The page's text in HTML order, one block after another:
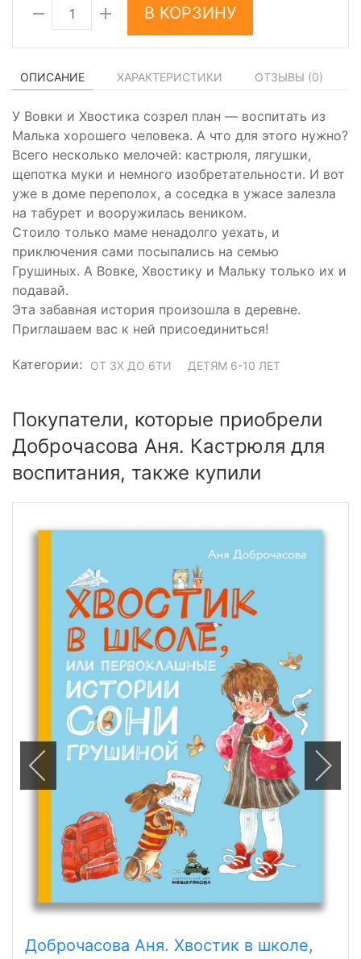
В КОРЗИНУ
ОПИСАНИЕ ХАРАКТЕРИСТИКИ ОТЗЫВЫ (0)
У Вовки и Хвостика созрел план — воспитать из
Малька хорошего человека. А что для этого нужно?
Всего несколько мелочей: кастрюля, лягушки,
щепотка муки и немного изобретательности. И вот
уже в доме переполох, а соседка в ужасе залезла
на табурет и вооружилась веником.
Стоило только маме ненадолго уехать, и
приключения сами посыпались на семью
Грушиных. А Вовке, Хвостику и Мальку только их и
подавай.
Эта забавная история произошла в деревне.
Приглашаем вас к ней присоединиться!
Категории: ОТ 3Х ДО 6ТИ ДЕТЯМ 6-10 ЛЕТ
Покупатели, которые приобрели
Доброчасова Аня. Кастрюля для
воспитания, также купили
Доброчасова Аня. Хвостик в школе,